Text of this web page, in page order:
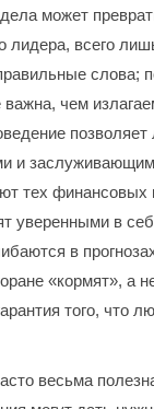
может
лидера, всего
слова;
важна, чем
и
тех финансовых
уверенными в
в
«кормят», а
того, что
весьма